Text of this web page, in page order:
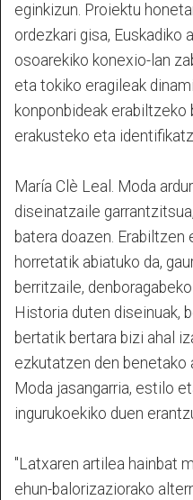
eginkizun. Proiektu
ordezkari gisa, Euskadiko
osoarekiko konexio-lan
eta tokiko eragileak
konponbideak
erakusteko eta
María Clè Leal. Moda
diseinatzaile
batera doazen. Erabiltzen
horretatik abiatuko da,
berritzaile,
Historia duten diseinuak,
bertatik bertara bizi ahal
ezkutatzen den benetako
Moda jasangarria, estilo
ingurukoekiko duen
"Latxaren artilea hainbat
ehun-balorizaziorako